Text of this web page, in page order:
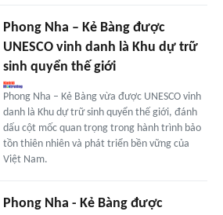
Phong Nha – Kẻ Bàng được
UNESCO vinh danh là Khu dự trữ
sinh quyển thế giới
Phong Nha – Kẻ Bàng vừa được UNESCO vinh
danh là Khu dự trữ sinh quyển thế giới, đánh
dấu cột mốc quan trọng trong hành trình bảo
tồn thiên nhiên và phát triển bền vững của
Việt Nam.
Phong Nha - Kẻ Bàng được